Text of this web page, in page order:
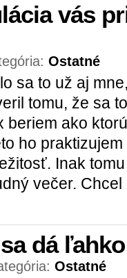
vás
Ostatné
sa to už aj
tomu, že sa
beriem ako
ho
Inak
večer. Chcel
dá
Ostatné